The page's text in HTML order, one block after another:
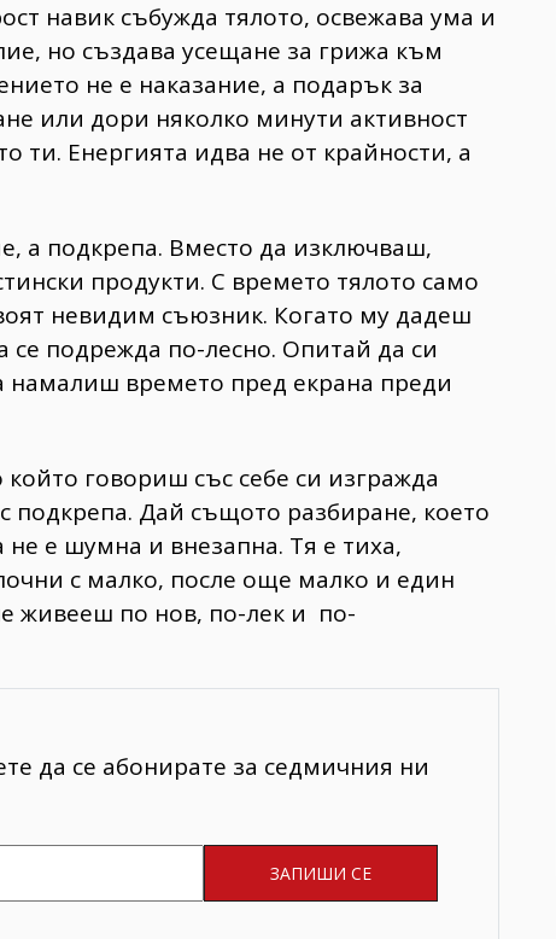
навик събужда тялото, освежава ума и
но създава усещане за грижа към
не е наказание, а подарък за
или дори няколко минути активност
ти. Енергията идва не от крайности, а
а подкрепа. Вместо да изключваш,
продукти. С времето тялото само
невидим съюзник. Когато му дадеш
се подрежда по-лесно. Опитай да си
намалиш времето пред екрана преди
говориш със себе си изгражда
подкрепа. Дай същото разбиране, което
е шумна и внезапна. Тя е тиха,
с малко, после още малко и един
живееш по нов, по-лек и по-
да се абонирате за седмичния ни